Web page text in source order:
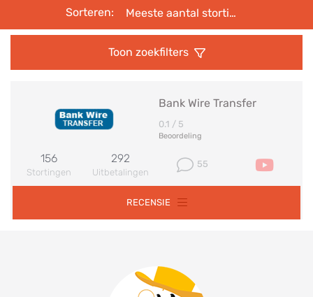
Sorteren: Meeste aantal stortingen eerst
Toon zoekfilters
Bank Wire Transfer
156
Stortingen
292
Uitbetalingen
55
0.1 / 5
Beoordeling
RECENSIE